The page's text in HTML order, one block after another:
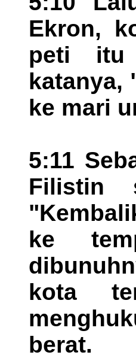
Ekron,
peti itu
katanya,
ke mari
5:11
Filistin
ke
kota
berat.